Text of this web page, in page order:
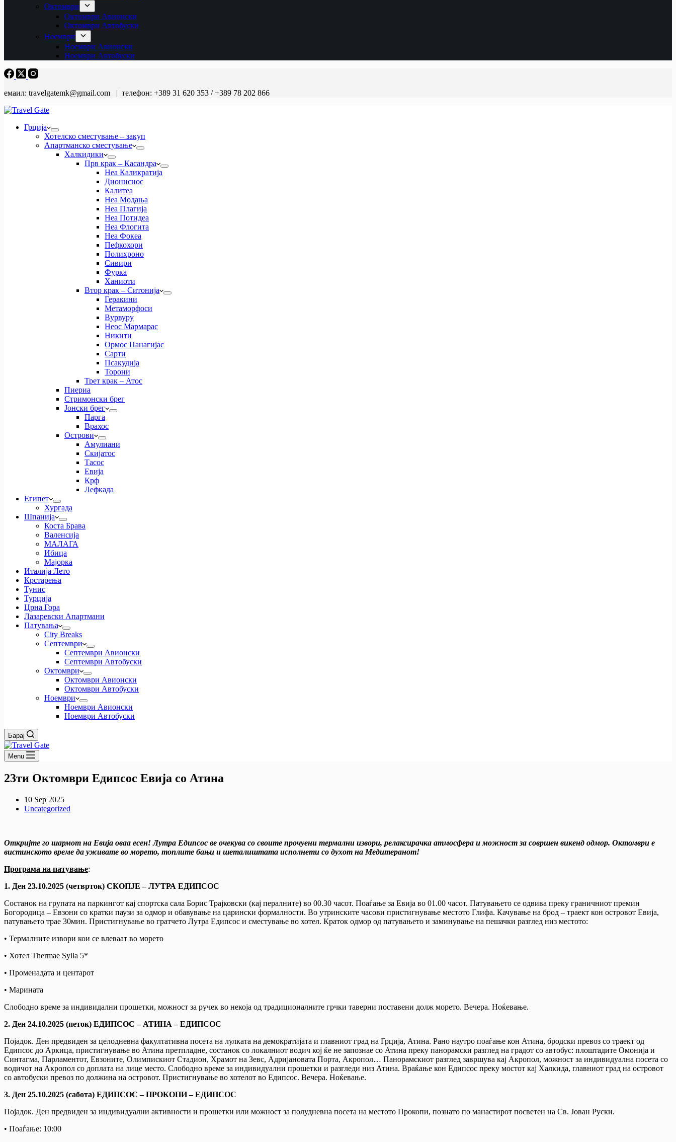
Октомври
Октомври Авионски
Октомври Автобуски
Ноември
Ноември Авионски
Ноември Автобуски
емаил: travelgatemk@gmail.com | телефон: +389 31 620 353 / +389 78 202 866
Грција
Хотелско сместување – закуп
Апартманско сместување
Халкидики
Прв крак – Касандра
Неа Каликратија
Дионисиос
Калитеа
Неа Модања
Неа Плагија
Неа Потидеа
Неа Флогита
Неа Фокеа
Пефкохори
Полихроно
Сивири
Фурка
Ханиоти
Втор крак – Ситонија
Геракини
Метаморфоси
Вурвуру
Неос Мармарас
Никити
Ормос Панагијас
Сарти
Псакудија
Торони
Трет крак – Атос
Пиериа
Стримонски брег
Јонски брег
Парга
Врахос
Острови
Амулиани
Скијатос
Тасос
Евија
Крф
Лефкада
Египет
Хургада
Шпанија
Коста Брава
Валенсија
МАЛАГА
Ибица
Мајорка
Италија Лето
Крстарења
Тунис
Турција
Црна Гора
Лазаревски Апартмани
Патувања
City Breaks
Септември
Септември Авионски
Септември Автобуски
Октомври
Октомври Авионски
Октомври Автобуски
Ноември
Ноември Авионски
Ноември Автобуски
Барај
Menu
23ти Октомври Едипсос Евија со Атина
10 Sep 2025
Uncategorized
Откријте го шармот на Евија оваа есен! Лутра Едипсос ве очекува со своите прочуени термални извори, релаксирачка атмосфера и можност за совршен викенд одмор. Октомври е
вистинското време да уживате во морето, топлите бањи и шеталиштата исполнети со духот на Медитеранот!
Програма на патување:
1. Ден 23.10.2025 (четврток) СКОПЈЕ – ЛУТРА ЕДИПСОС
Состанок на групата на паркингот кај спортска сала Борис Трајковски (кај пералните) во 00.30 часот. Поаѓање за Евија во 01.00 часот. Патувањето се одвива преку граничниот премин
Богородица – Евзони со кратки паузи за одмор и обавување на царински формалности. Во утринските часови пристигнување местото Глифа. Качување на брод – траект кон островот Евија,
патувањето трае 30мин. Пристигнување во гратчето Лутра Едипсос и сместување во хотел. Краток одмор од патувањето и заминување на пешачки разглед низ местото:
• Термалните извори кои се влеваат во морето
• Хотел Thermae Sylla 5*
• Променадата и центарот
• Марината
Слободно време за индивидални прошетки, можност за ручек во некоја од традиционалните грчки таверни поставени долж морето. Вечера. Ноќевање.
2. Ден 24.10.2025 (петок) ЕДИПСОС – АТИНА – ЕДИПСОС
Појадок. Ден предвиден за целодневна факултативна посета на лулката на демократијата и главниот град на Грција, Атина. Рано наутро поаѓање кон Атина, бродски превоз со траект од
Едипсос до Аркица, пристигнување во Атина претпладне, состанок со локалниот водич кој ќе не запознае со Атина преку панорамски разглед на градот со автобус: плоштадите Омонија и
Синтагма, Парламентот, Евзоните, Олимпискиот Стадион, Храмот на Зевс, Адријановата Порта, Акропол… Панорамскиот разглед завршува кај Акропол, можност за индивидуална посета со
водичот на Акропол со доплата на лице место. Слободно време за индивидуални прошетки и разгледи низ Атина. Враќање кон Едипсос преку мостот кај Халкида, главниот град на островот
со автобуски превоз по должина на островот. Пристигнување во хотелот во Едипсос. Вечера. Ноќевање.
3. Ден 25.10.2025 (сабота) ЕДИПСОС – ПРОКОПИ – ЕДИПСОС
Појадок. Ден предвиден за индивидуални активности и прошетки или можност за полудневна посета на местото Прокопи, познато по манастирот посветен на Св. Јован Руски.
• Поаѓање: 10:00